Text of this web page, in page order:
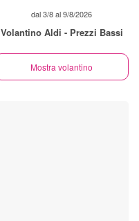
dal 3/8 al 9/8/2026
Volantino Aldi - Prezzi Bassi
Mostra volantino